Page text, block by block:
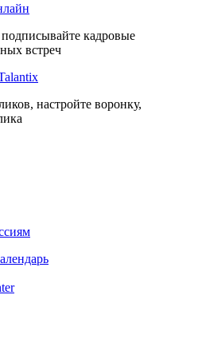
кадровые
встреч
настройте воронку,